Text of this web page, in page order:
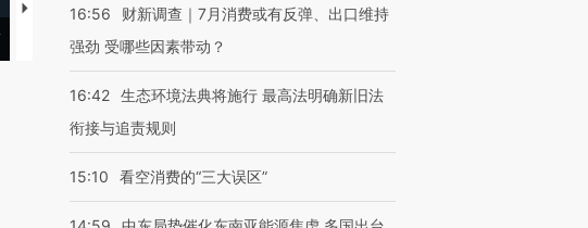
【推广】走进第四届链博
有意思的生活方式·第三对
【商旅对话】华住集团
16:56
财新调查｜7月消费或有反弹、出口维持
强劲 受哪些因素带动？
16:42 生态环境法典将施行 最高法明确新旧法
衔接与追责规则
15:10 看空消费的“三大误区”